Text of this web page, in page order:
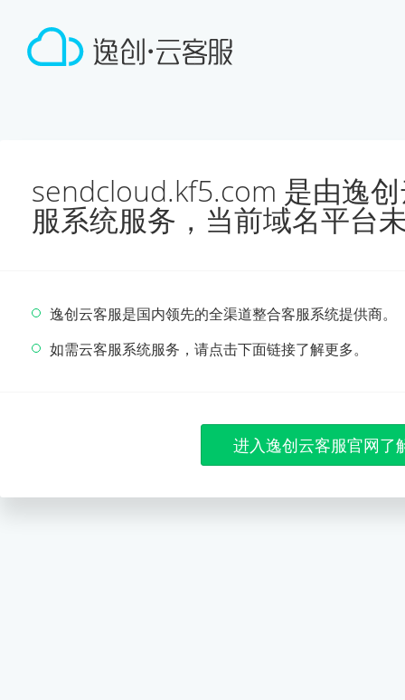
sendcloud.kf5.com 是由逸
服系统服务，当前域名平台
逸创云客服是国内领先的全渠道整合客服系统提供商。
如需云客服系统服务，请点击下面链接了解更多。
进入逸创云客服官网了